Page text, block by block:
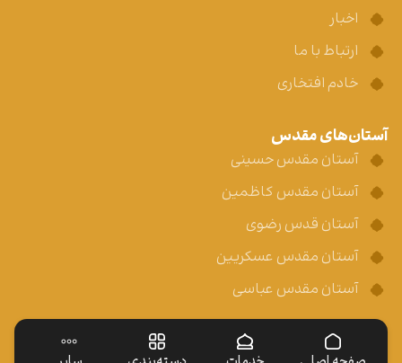
اخبار
ارتباط با ما
خادم افتخاری
آستان‌های مقدس
آستان مقدس حسینی
آستان مقدس کاظمین
آستان قدس رضوی
آستان مقدس عسکریین
آستان مقدس عباسی